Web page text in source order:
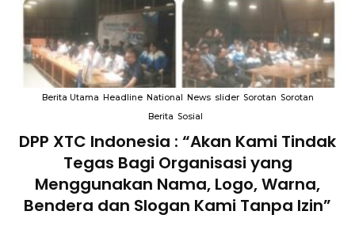
Berita Utama Headline National News slider Sorotan Sorotan
Berita Sosial
DPP XTC Indonesia : “Akan Kami Tindak
Tegas Bagi Organisasi yang
Menggunakan Nama, Logo, Warna,
Bendera dan Slogan Kami Tanpa Izin”